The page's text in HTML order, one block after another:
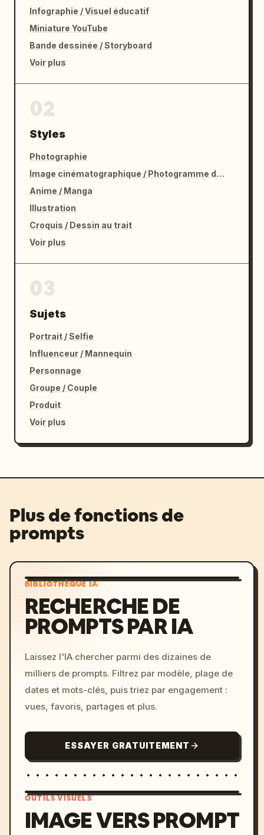
Infographie / Visuel éducatif
Miniature YouTube
Bande dessinée / Storyboard
Voir plus
Styles
Photographie
Image cinématographique / Photogramme de film
Anime / Manga
Illustration
Croquis / Dessin au trait
Voir plus
Sujets
Portrait / Selfie
Influenceur / Mannequin
Personnage
Groupe / Couple
Produit
Voir plus
Plus de fonctions de
prompts
BIBLIOTHÈQUE IA
RECHERCHE DE
PROMPTS PAR IA
Laissez l'IA chercher parmi des dizaines de
milliers de prompts. Filtrez par modèle, plage de
dates et mots-clés, puis triez par engagement :
vues, favoris, partages et plus.
ESSAYER GRATUITEMENT
OUTILS VISUELS
IMAGE VERS PROMPT